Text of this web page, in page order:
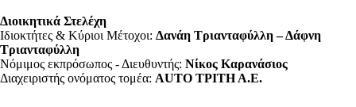
Διοικητικά Στελέχη
Ιδιοκτήτες & Κύριοι Μέτοχοι: Δανάη Τριανταφύλλη – Δάφνη
Τριανταφύλλη
Νόμιμος εκπρόσωπος - Διευθυντής: Νίκος Καρανάσιος
Διαχειριστής ονόματος τομέα: ΑUTO ΤΡΙΤΗ Α.Ε.